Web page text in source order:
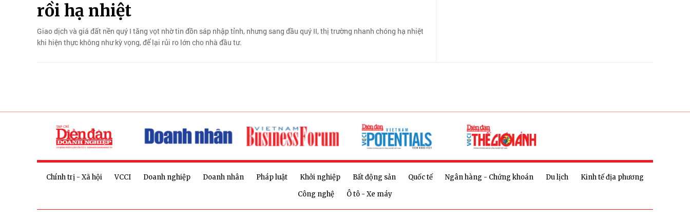
rồi hạ nhiệt
Giao dịch và giá đất nền quý I tăng vọt nhờ tin đồn sáp nhập tỉnh, nhưng sang đầu quý II, thị trường nhanh chóng hạ nhiệt
khi hiện thực không như kỳ vọng, để lại rủi ro lớn cho nhà đầu tư.
Chính trị - Xã hội VCCI Doanh nghiệp Doanh nhân Pháp luật Khởi nghiệp Bất động sản Quốc tế Ngân hàng - Chứng khoán Du lịch
Kinh tế địa phương
Công nghệ
Ô tô - Xe máy